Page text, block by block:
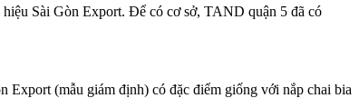
Sài Gòn Export. Để có cơ sở, TAND quận 5 đã có
Export (mẫu giám định) có đặc điểm giống với nắp chai bia